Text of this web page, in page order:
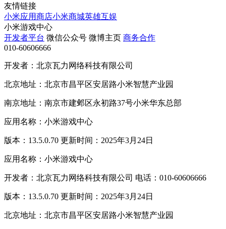
友情链接
小米应用商店小米商城英雄互娱
小米游戏中心
开发者平台 微信公众号 微博主页 商务合作
010-60606666
开发者：北京瓦力网络科技有限公司
北京地址：北京市昌平区安居路小米智慧产业园
南京地址：南京市建邺区永初路37号小米华东总部
应用名称：小米游戏中心
版本：13.5.0.70 更新时间：2025年3月24日
应用名称：小米游戏中心
开发者：北京瓦力网络科技有限公司 电话：010-60606666
版本：13.5.0.70 更新时间：2025年3月24日
北京地址：北京市昌平区安居路小米智慧产业园